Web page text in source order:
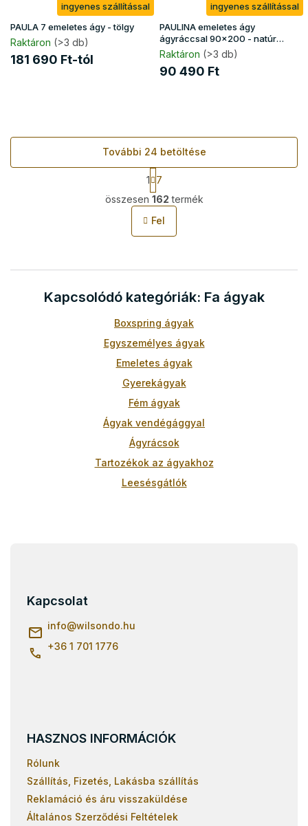
ingyenes szállítással
PAULA 7 emeletes ágy - tölgy
Raktáron (>3 db)
181 690 Ft-tól
ingyenes szállítással
PAULINA emeletes ágy
ágyráccsal 90x200 - natúr
kezeletlen
Raktáron (>3 db)
90 490 Ft
L
i
s
r
n
y
í
t
á
s
e
l
e
e
i
További 24 betöltése
L
a
p
o
z
1
7
összesen 162 termék
Fel
Kapcsolódó kategóriák: Fa ágyak
Boxspring ágyak
Egyszemélyes ágyak
Emeletes ágyak
Gyerekágyak
Fém ágyak
Ágyak vendégággyal
Ágyrácsok
Tartozékok az ágyakhoz
Leesésgátlók
Kapcsolat
info@wilsondo.hu
+36 1 701 1776
HASZNOS INFORMÁCIÓK
Rólunk
Szállítás, Fizetés, Lakásba szállítás
Reklamáció és áru visszaküldése
Általános Szerződési Feltételek